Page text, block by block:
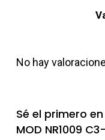
No hay
Sé el primero en
MOD NR1009